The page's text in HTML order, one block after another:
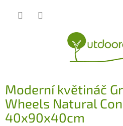
Moderní květináč
Wheels Natural
40x90x40cm